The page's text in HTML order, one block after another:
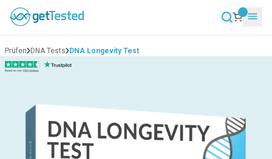
Prüfen DNA Tests DNA Longevity Test